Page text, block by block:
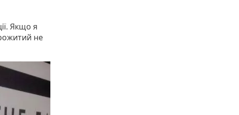
Якщо я
не